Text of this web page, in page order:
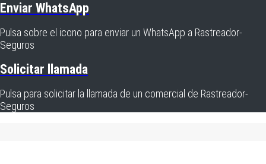
Enviar WhatsApp
Pulsa sobre el icono para enviar un WhatsApp a Rastreador-
Seguros
Solicitar llamada
Pulsa para solicitar la llamada de un comercial de Rastreador-
Seguros